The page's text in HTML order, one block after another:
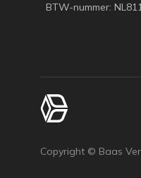
BTW-nummer:
Copyright © Baas